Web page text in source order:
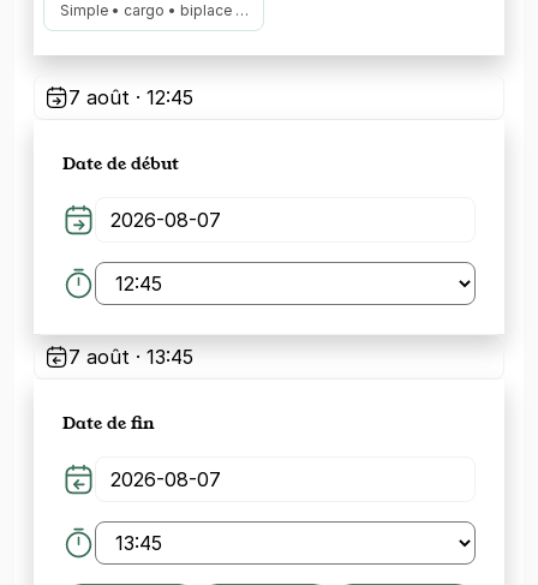
Simple • cargo • biplace …
7 août · 12:45
Date de début
7 août · 13:45
Date de fin